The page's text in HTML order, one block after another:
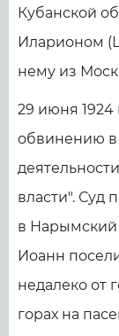
Кубанской
Иларионом
нему из
29 июня
обвинению
власти". Суд
в Нарымский
Иоанн
недалеко от
горах на